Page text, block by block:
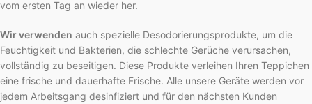
vom ersten Tag an wieder her.
Wir verwenden auch spezielle Desodorierungsprodukte, um die
Feuchtigkeit und Bakterien, die schlechte Gerüche verursachen,
vollständig zu beseitigen. Diese Produkte verleihen Ihren Teppichen
eine frische und dauerhafte Frische. Alle unsere Geräte werden vor
jedem Arbeitsgang desinfiziert und für den nächsten Kunden